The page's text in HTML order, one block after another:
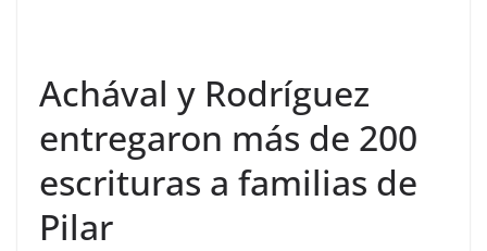
Achával y Rodríguez
entregaron más de 200
escrituras a familias de
Pilar